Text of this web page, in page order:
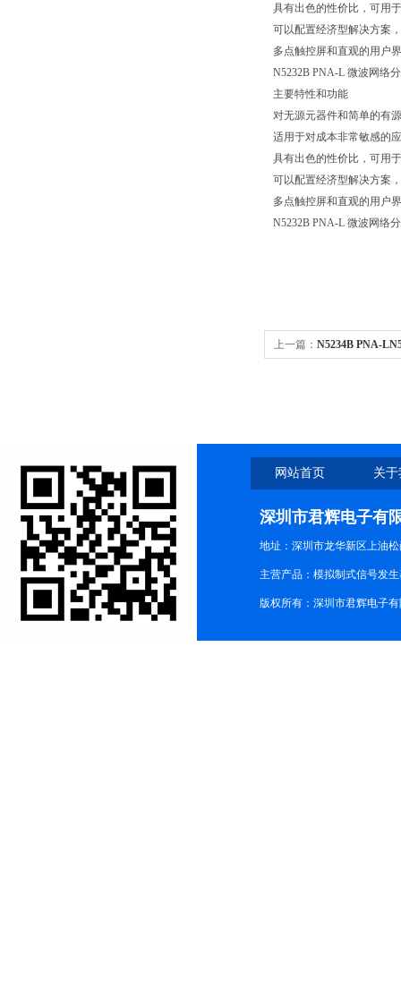
具有出色的性价比，可用
可以配置经济型解决方案
多点触控屏和直观的用户
N5232B PNA-L 微波网络
主要特性和功能
对无源元器件和简单的有
适用于对成本非常敏感的
具有出色的性价比，可用
可以配置经济型解决方案
多点触控屏和直观的用户
N5232B PNA-L 微波网络
上一篇： N5234B PNA-
网站首页 关
深圳市君辉电子有
地址：深圳市龙华新区上油松
主营产品：模拟制式信号发
版权所有：深圳市君辉电子